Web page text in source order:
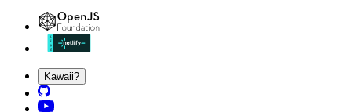
Kawaii?